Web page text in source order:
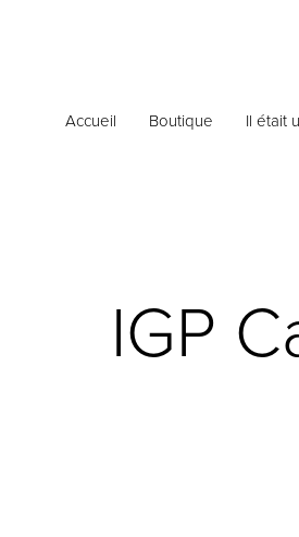
Accueil Boutique Il était
IGP